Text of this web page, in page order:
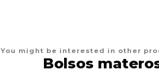
You might be interested in other
Bolsos